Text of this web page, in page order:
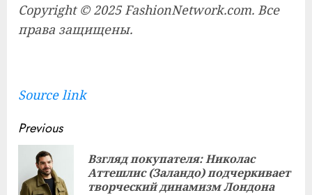
Copyright © 2025 FashionNetwork.com. Все
права защищены.
Source link
Continue
Reading
Previous
Взгляд покупателя: Николас
Аттешлис (Заландо) подчеркивает
творческий динамизм Лондона